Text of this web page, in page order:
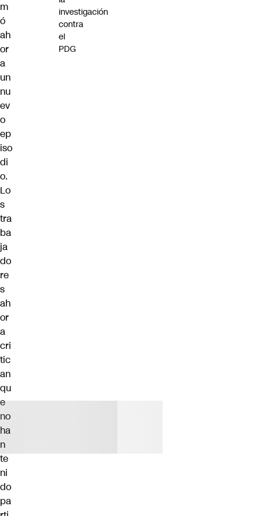
m
ó
ah
or
a
un
nu
ev
o
ep
iso
di
o.
Lo
s
tra
ba
ja
do
re
s
ah
or
a
cri
tic
an
qu
e
no
ha
n
te
ni
do
pa
investigación
contra
el
PDG